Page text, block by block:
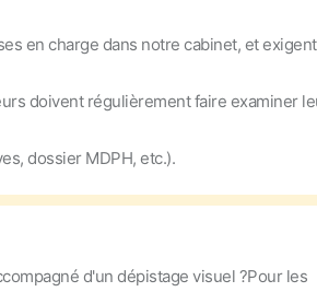
en charge dans notre cabinet, et
doivent régulièrement faire examiner
dossier MDPH, etc.).
d'un dépistage visuel ?Pour les